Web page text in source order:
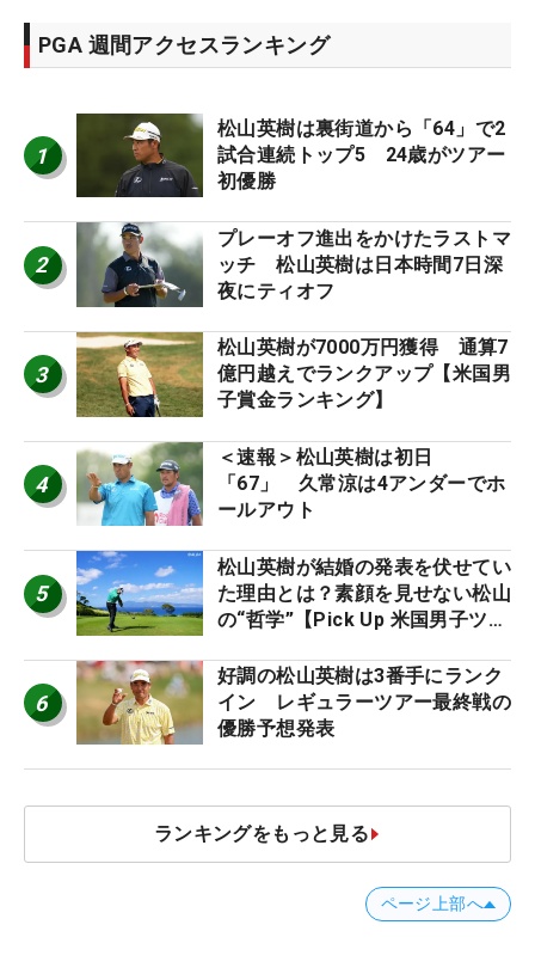
PGA 週間アクセスランキング
1
松山英樹は裏街道から「64」で2
試合連続トップ5 24歳がツアー
初優勝
2
プレーオフ進出をかけたラストマ
ッチ 松山英樹は日本時間7日深
夜にティオフ
3
松山英樹が7000万円獲得 通算7
億円越えでランクアップ【米国男
子賞金ランキング】
4
＜速報＞松山英樹は初日
「67」 久常涼は4アンダーでホ
ールアウト
5
松山英樹が結婚の発表を伏せてい
た理由とは？素顔を見せない松山
の“哲学”【Pick Up 米国男子ツア
6
好調の松山英樹は3番手にランク
イン レギュラーツアー最終戦の
優勝予想発表
ランキングをもっと見る
ページ上部へ